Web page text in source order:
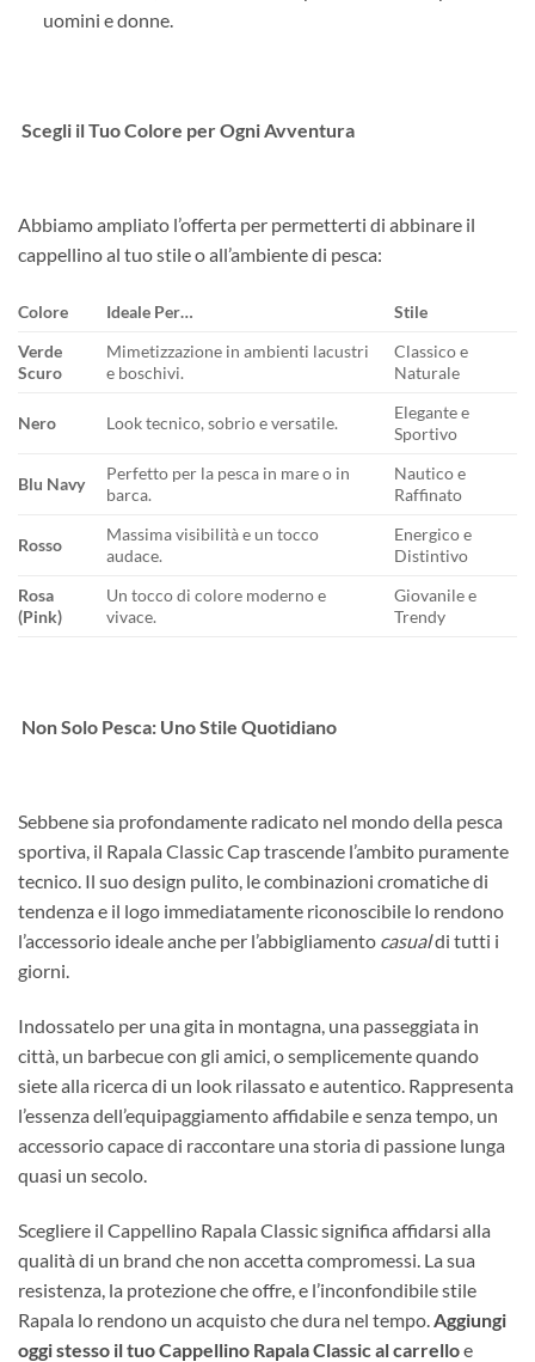
uomini e donne.
Scegli il Tuo Colore per Ogni Avventura
Abbiamo ampliato l’offerta per permetterti di abbinare il
cappellino al tuo stile o all’ambiente di pesca:
Colore Ideale Per…
Stile
Verde
Scuro
Mimetizzazione in ambienti lacustri
e boschivi.
Classico e
Naturale
Nero Look tecnico, sobrio e versatile.
Elegante e
Sportivo
Blu Navy
Perfetto per la pesca in mare o in
barca.
Nautico e
Raffinato
Rosso
Massima visibilità e un tocco
audace.
Energico e
Distintivo
Rosa
(Pink)
Un tocco di colore moderno e
vivace.
Giovanile e
Trendy
Non Solo Pesca: Uno Stile Quotidiano
Sebbene sia profondamente radicato nel mondo della pesca
sportiva, il Rapala Classic Cap trascende l’ambito puramente
tecnico. Il suo design pulito, le combinazioni cromatiche di
tendenza e il logo immediatamente riconoscibile lo rendono
l’accessorio ideale anche per l’abbigliamento casualdi tutti i
giorni.
Indossatelo per una gita in montagna, una passeggiata in
città, un barbecue con gli amici, o semplicemente quando
siete alla ricerca di un look rilassato e autentico. Rappresenta
l’essenza dell’equipaggiamento affidabile e senza tempo, un
accessorio capace di raccontare una storia di passione lunga
quasi un secolo.
Scegliere il Cappellino Rapala Classic significa affidarsi alla
qualità di un brand che non accetta compromessi. La sua
resistenza, la protezione che offre, e l’inconfondibile stile
Rapala lo rendono un acquisto che dura nel tempo. Aggiungi
oggi stesso il tuo Cappellino Rapala Classic al carrelloe